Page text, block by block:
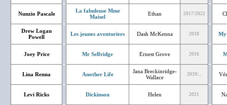
Nunzio Pascale
La fabuleuse Mme
Maisel
Ethan 2017/2022
Drew Logan
Powell
Les jeunes aventuriers Dash McKenna 2018
Joey Price Mr Selfridge Ernest Grove 2016
Lina Renna Another Life
Jana Breckinridge-
Wallace
2019/...
Levi Ricks Dickinson Helen 2021